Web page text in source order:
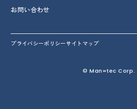
お問い合わせ
プライバシーポリシーサイトマップ
© Man=tec Corp.